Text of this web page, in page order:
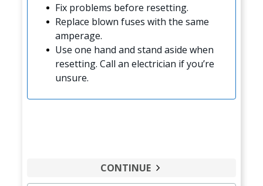
Fix problems before resetting.
Replace blown fuses with the same
amperage.
Use one hand and stand aside when
resetting. Call an electrician if you’re
unsure.
CONTINUE